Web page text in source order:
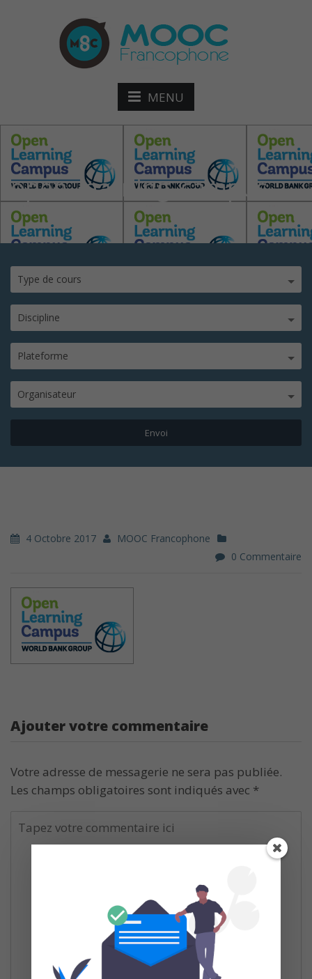
MENU
open_learning_campus
Type de cours
Discipline
Plateforme
Organisateur
4 Octobre 2017
MOOC Francophone
0 Commentaire
Ajouter votre commentaire
Votre adresse de messagerie ne sera pas publiée.
Les champs obligatoires sont indiqués avec *